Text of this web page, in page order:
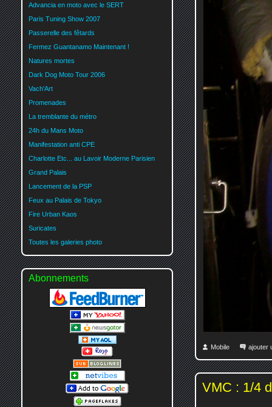
Mobile ajouter
VMC : 1/4
Advancia en moto avec le SERT
Paris Tuning Show 2007
Passerelle des fêtards
Fermez Guantanamo Maintenant !
Natures mortes
Dark Dog Moto Tour 2006
Vach'Art
Promenades
La tremblante du métro
24h du Mans Moto
Manifestation anti CPE
Charlotte Etc... au Lavoir Moderne Parisien
Grand Palais
Lancement de la PSP
Feux au Palais de Tokyo
Fire Urban Kaos
Suricates
Toutes les galeries photo
Abonnements